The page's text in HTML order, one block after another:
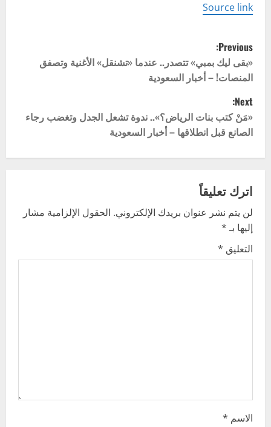
Source link
P
o
s
t
n
v
i
g
Previous:
«بقى ليك بمبي» تتصدر.. عندما «تشنقل» الأغنية وتصفق
المنصات! – أخبار السعودية
Next:
​​​​​​​«مَنْ كتب بنات الرياض؟».. ندوة تشعل الجدل وتغضب رجاء
الصانع قبل انطلاقها – أخبار السعودية
اترك تعليقاً
لن يتم نشر عنوان بريدك الإلكتروني. الحقول الإلزامية مشار
إليها بـ*
التعليق *
الاسم *